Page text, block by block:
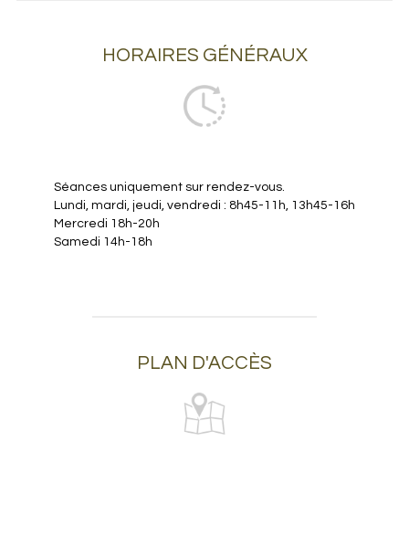
HORAIRES GÉNÉRAUX
Séances uniquement sur rendez-vous.
Lundi, mardi, jeudi, vendredi : 8h45-11h, 13h45-16h
Mercredi 18h-20h
Samedi 14h-18h
PLAN D'ACCÈS